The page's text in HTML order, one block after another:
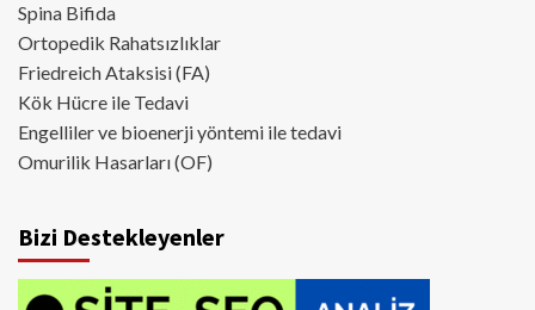
Spina Bifida
Ortopedik Rahatsızlıklar
Friedreich Ataksisi (FA)
Kök Hücre ile Tedavi
Engelliler ve bioenerji yöntemi ile tedavi
Omurilik Hasarları (OF)
Bizi Destekleyenler